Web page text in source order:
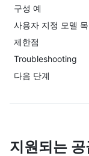
구성 예
사용자 지정 모델
제한점
Troubleshooting
다음 단계
지원되는